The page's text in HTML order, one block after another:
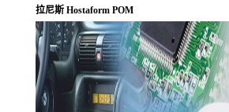
拉尼斯 Hostaform POM